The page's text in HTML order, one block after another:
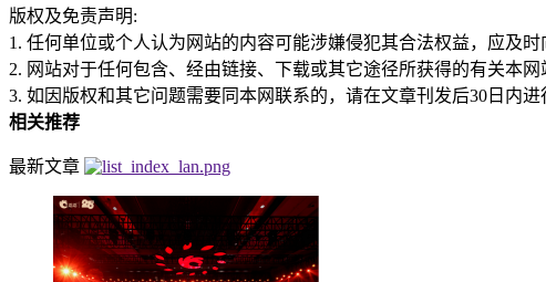
版权及免责声明:
1. 任何单位或个人认为网站的内容可能涉嫌侵犯其合法权益，应及
2. 网站对于任何包含、经由链接、下载或其它途径所获得的有关本
3. 如因版权和其它问题需要同本网联系的，请在文章刊发后30日内进
相关推荐
最新文章